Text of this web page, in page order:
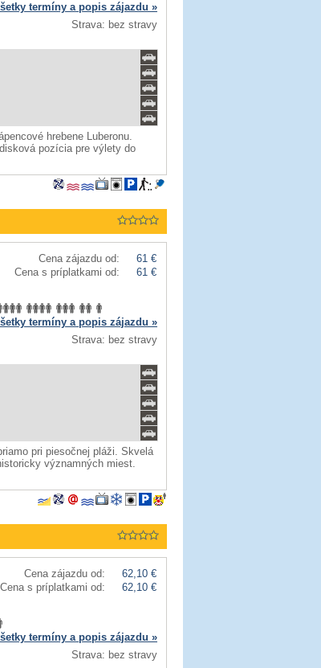
termíny a popis zájazdu »
Strava: bez stravy
hrebene Luberonu.
pozícia pre výlety do
Cena zájazdu od:
61 €
Cena s príplatkami od:
61 €
termíny a popis zájazdu »
Strava: bez stravy
pri piesočnej pláži. Skvelá
významných miest.
Cena zájazdu od:
62,10 €
Cena s príplatkami od:
62,10 €
termíny a popis zájazdu »
Strava: bez stravy